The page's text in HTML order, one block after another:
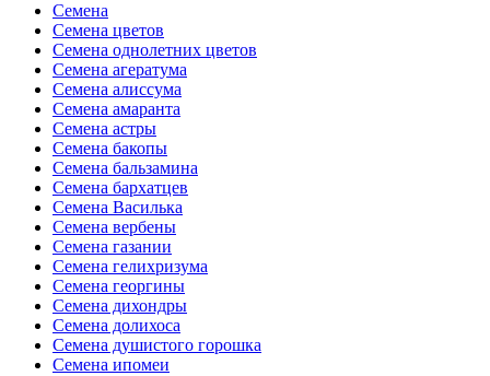
Семена
Семена цветов
Семена однолетних цветов
Семена агератума
Семена алиссума
Семена амаранта
Семена астры
Семена бакопы
Семена бальзамина
Семена бархатцев
Семена Василька
Семена вербены
Семена газании
Семена гелихризума
Семена георгины
Семена дихондры
Семена долихоса
Семена душистого горошка
Семена ипомеи